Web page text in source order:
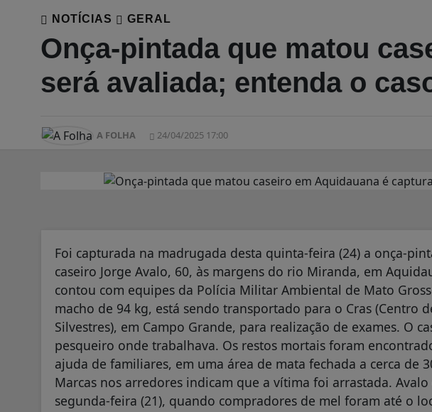
NOTÍCIAS GERAL
Onça-pintada que matou
será avaliada; entenda o
A FOLHA 24/04/2025 17:00
Foi capturada na madrugada desta quinta-feira (24) a onça-
caseiro Jorge Avalo, 60, às margens do rio Miranda, em
contou com equipes da Polícia Militar Ambiental de Mato
macho de 94 kg, está sendo transportado para o Cras (Centro
Silvestres), em Campo Grande, para realização de exames. O
pesqueiro onde trabalhava. Os restos mortais foram
ajuda de familiares, em uma área de mata fechada a cerca de
Marcas nos arredores indicam que a vítima foi arrastada.
segunda-feira (21), quando compradores de mel foram até o